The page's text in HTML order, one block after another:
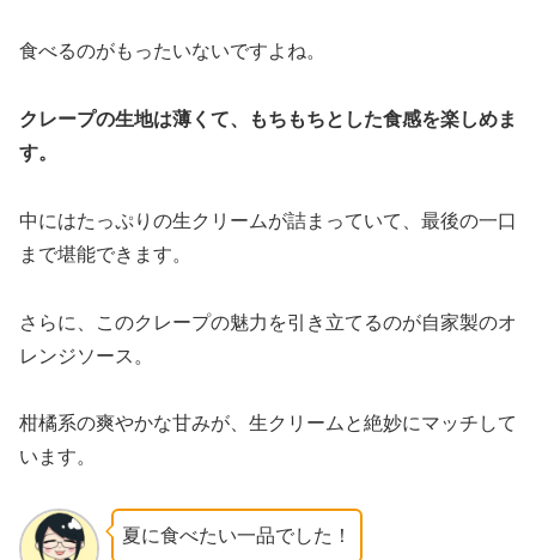
食べるのがもったいないですよね。
クレープの生地は薄くて、もちもちとした食感を楽しめま
す。
中にはたっぷりの生クリームが詰まっていて、最後の一口
まで堪能できます。
さらに、このクレープの魅力を引き立てるのが自家製のオ
レンジソース。
柑橘系の爽やかな甘みが、生クリームと絶妙にマッチして
います。
夏に食べたい一品でした！